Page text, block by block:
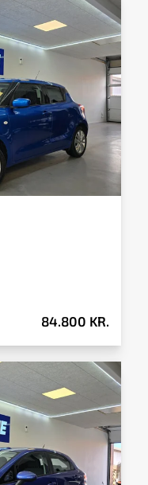
Tankkapacitet
42l
Tilkoblingsvægt
uden bremser
495kg
84.800 KR.